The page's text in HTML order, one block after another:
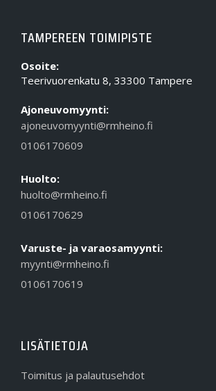
TAMPEREEN TOIMIPISTE
Osoite:
Teerivuorenkatu 8, 33300 Tampere
Ajoneuvomyynti:
ajoneuvomyynti@rmheino.fi
0106170609
Huolto:
huolto@rmheino.fi
0106170629
Varuste- ja varaosamyynti:
myynti@rmheino.fi
0106170619
LISÄTIETOJA
Toimitus ja palautusehdot